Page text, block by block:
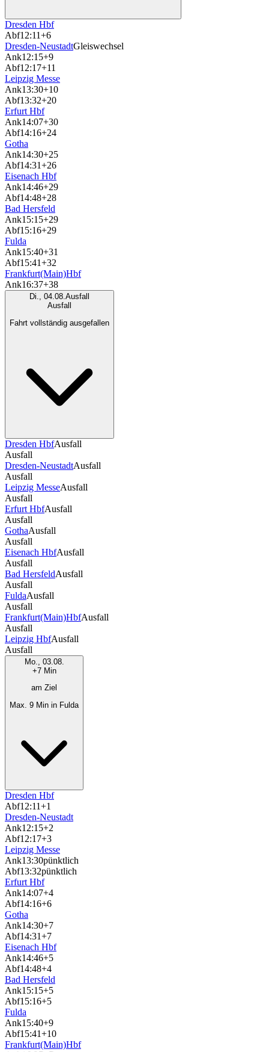
Dresden Hbf
Abf12:11+6
Dresden-NeustadtGleiswechsel
Ank12:15+9
Abf12:17+11
Leipzig Messe
Ank13:30+10
Abf13:32+20
Erfurt Hbf
Ank14:07+30
Abf14:16+24
Gotha
Ank14:30+25
Abf14:31+26
Eisenach Hbf
Ank14:46+29
Abf14:48+28
Bad Hersfeld
Ank15:15+29
Abf15:16+29
Fulda
Ank15:40+31
Abf15:41+32
Frankfurt(Main)Hbf
Ank16:37+38
Di., 04.08.Ausfall
Ausfall
Fahrt vollständig ausgefallen
Dresden HbfAusfall
Ausfall
Dresden-NeustadtAusfall
Ausfall
Leipzig MesseAusfall
Ausfall
Erfurt HbfAusfall
Ausfall
GothaAusfall
Ausfall
Eisenach HbfAusfall
Ausfall
Bad HersfeldAusfall
Ausfall
FuldaAusfall
Ausfall
Frankfurt(Main)HbfAusfall
Ausfall
Leipzig HbfAusfall
Ausfall
Mo., 03.08.
+7 Min
am Ziel
Max. 9 Min in Fulda
Dresden Hbf
Abf12:11+1
Dresden-Neustadt
Ank12:15+2
Abf12:17+3
Leipzig Messe
Ank13:30pünktlich
Abf13:32pünktlich
Erfurt Hbf
Ank14:07+4
Abf14:16+6
Gotha
Ank14:30+7
Abf14:31+7
Eisenach Hbf
Ank14:46+5
Abf14:48+4
Bad Hersfeld
Ank15:15+5
Abf15:16+5
Fulda
Ank15:40+9
Abf15:41+10
Frankfurt(Main)Hbf